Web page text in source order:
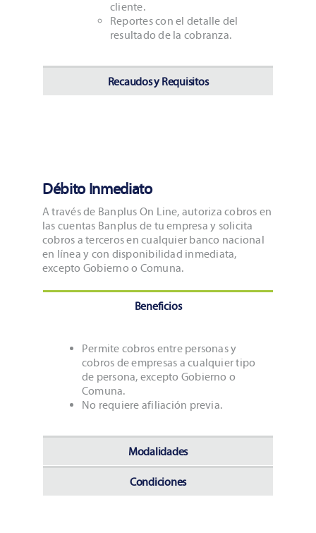
cliente.
Reportes con el detalle del
resultado de la cobranza.
Recaudos y Requisitos
Débito Inmediato
A través de Banplus On Line, autoriza cobros en
las cuentas Banplus de tu empresa y solicita
cobros a terceros en cualquier banco nacional
en línea y con disponibilidad inmediata,
excepto Gobierno o Comuna.
Beneficios
Permite cobros entre personas y
cobros de empresas a cualquier tipo
de persona, excepto Gobierno o
Comuna.
No requiere afiliación previa.
Modalidades
Condiciones